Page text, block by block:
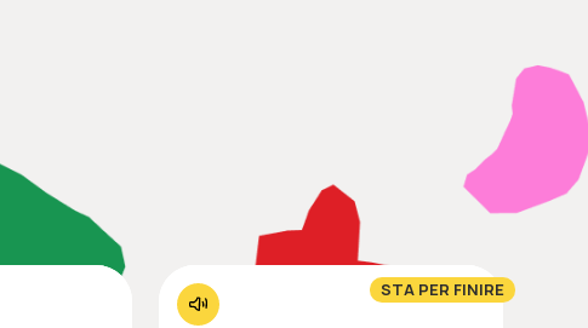
STA PER FINIRE